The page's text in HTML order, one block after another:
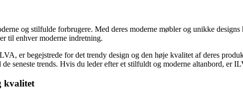
og stilfulde forbrugere. Med deres moderne møbler og unikke
til enhver moderne indretning.
er begejstrede for det trendy design og den høje kvalitet af deres
de seneste trends. Hvis du leder efter et stilfuldt og moderne altanbord, er
kvalitet